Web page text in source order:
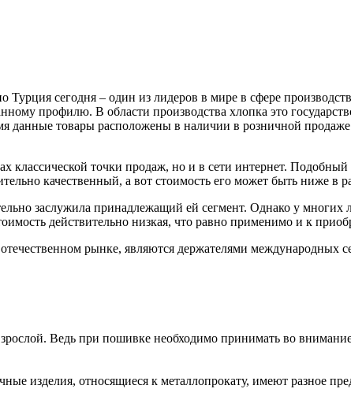
Турция сегодня – один из лидеров в мире в сфере
профилю. В области производства хлопка это
данные товары расположены в наличии в розничной
классической точки продаж, но и в сети интернет.
качественный, а вот стоимость его может быть ниже в
заслужила принадлежащий ей сегмент. Однако у
действительно низкая, что равно применимо и к
рынке, являются держателями международных
Ведь при пошивке необходимо принимать во
изделия, относящиеся к металлопрокату, имеют разное